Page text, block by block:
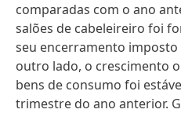
comparadas com o ano
salões de cabeleireiro foi
seu encerramento imposto
outro lado, o crescimento
bens de consumo foi
trimestre do ano anterior.